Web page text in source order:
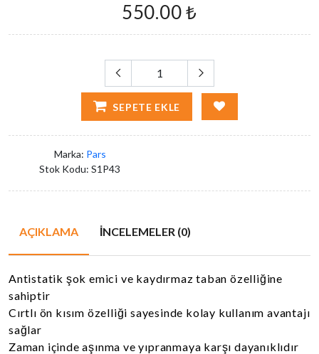
550.00 ₺
SEPETE EKLE
Marka: Pars
Stok Kodu: S1P43
AÇIKLAMA İNCELEMELER (0)
Antistatik şok emici ve kaydırmaz taban özelliğine
sahiptir
Cırtlı ön kısım özelliği sayesinde kolay kullanım avantajı
sağlar
Zaman içinde aşınma ve yıpranmaya karşı dayanıklıdır